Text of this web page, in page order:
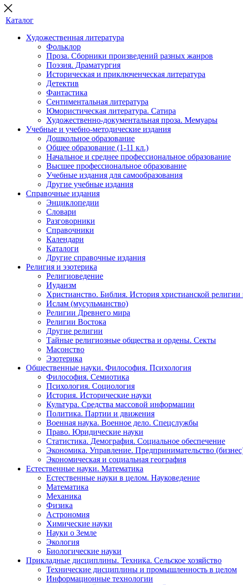
Каталог
Художественная литература
Фольклор
Проза. Сборники произведений разных жанров
Поэзия. Драматургия
Историческая и приключенческая литература
Детектив
Фантастика
Сентиментальная литература
Юмористическая литература. Сатира
Художественно-документальная проза. Мемуары
Учебные и учебно-методические издания
Дошкольное образование
Общее образование (1-11 кл.)
Начальное и среднее профессиональное образование
Высшее профессиональное образование
Учебные издания для самообразования
Другие учебные издания
Справочные издания
Энциклопедии
Словари
Разговорники
Справочники
Календари
Каталоги
Другие справочные издания
Религия и эзотерика
Религиоведение
Иудаизм
Христианство. Библия. История христианской
Ислам (мусульманство)
Религии Древнего мира
Религии Востока
Другие религии
Тайные религиозные общества и ордены. Секты
Масонство
Эзотерика
Общественные науки. Философия. Психология
Философия. Семиотика
Психология. Социология
История. Исторические науки
Культура. Средства массовой информации
Политика. Партии и движения
Военная наука. Военное дело. Спецслужбы
Право. Юридические науки
Статистика. Демография. Социальное обеспечение
Экономика. Управление. Предпринимательство
Экономическая и социальная география
Естественные науки. Математика
Естественные науки в целом. Науковедение
Математика
Механика
Физика
Астрономия
Химические науки
Науки о Земле
Экология
Биологические науки
Прикладные дисциплины. Техника. Сельское хозяйство
Технические дисциплины и промышленность в целом
Информационные технологии